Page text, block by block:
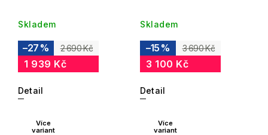
Skladem
2 690 Kč
–27 %
1 939 Kč
Detail
Skladem
3 690 Kč
–15 %
3 100 Kč
Detail
Více
variant
Více
variant